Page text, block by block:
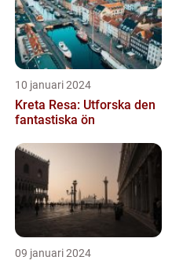
10 januari 2024
Kreta Resa: Utforska den
fantastiska ön
09 januari 2024